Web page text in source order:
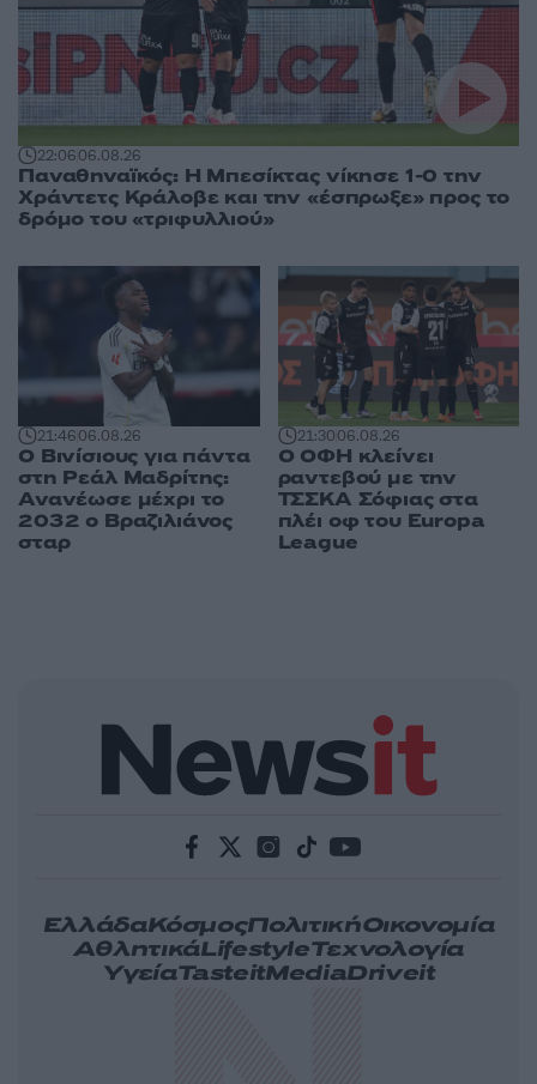
22:0606.08.26
Παναθηναϊκός: Η Μπεσίκτας νίκησε 1-0 την
Χράντετς Κράλοβε και την «έσπρωξε» προς το
δρόμο του «τριφυλλιού»
21:4606.08.26
Ο Βινίσιους για πάντα
στη Ρεάλ Μαδρίτης:
Ανανέωσε μέχρι το
2032 ο Βραζιλιάνος
σταρ
21:3006.08.26
Ο ΟΦΗ κλείνει
ραντεβού με την
ΤΣΣΚΑ Σόφιας στα
πλέι οφ του Europa
League
ΕλλάδαΚόσμοςΠολιτικήΟικονομία
ΑθλητικάLifestyleΤεχνολογία
ΥγείαTasteitMediaDriveit